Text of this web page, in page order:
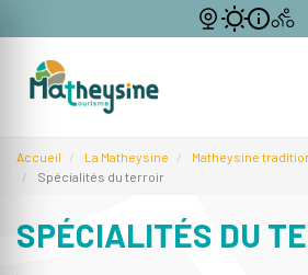
Accueil La Matheysine
Matheysine
Spécialités du terroir
SPÉCIALITÉS DU